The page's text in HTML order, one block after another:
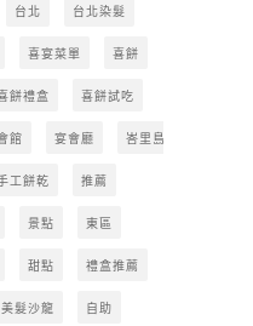
台北 台北染髮
喜宴菜單 喜餅
餅禮盒 喜餅試吃
館 宴會廳 峇里島
工餅乾 推薦
景點 東區
甜點 禮盒推薦
美髮沙龍 自助